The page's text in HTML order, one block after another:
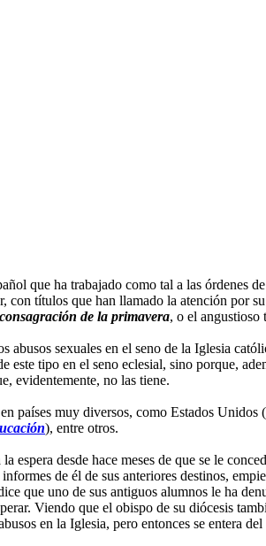
que ha trabajado como tal a las órdenes
títulos que han llamado la atención por
de la primavera, o el
abusos sexuales en el seno de la Iglesia
tipo en el seno eclesial, sino porque,
evidentemente, no las tiene.
países muy diversos, como Estados Unidos (
), entre otros.
desde hace meses de que se le
de él de sus anteriores destinos,
que uno de sus antiguos alumnos le ha
Viendo que el obispo de su diócesis
en la Iglesia, pero entonces se entera